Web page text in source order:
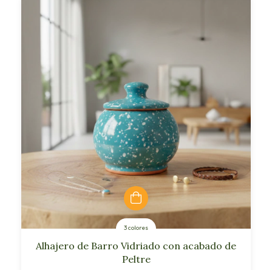
3 colores
Alhajero de Barro Vidriado con acabado de
Peltre